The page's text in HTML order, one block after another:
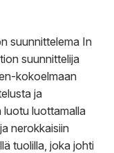
suunnittelema In
suunnittelija
kokoelmaan
ja
luottamalla
nerokkaisiin
tuolilla, joka johti